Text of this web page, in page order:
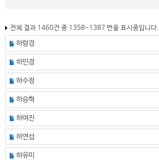
전체 결과 1460건 중 1358-1387 번을 표시중입니다.
하랑경
하민경
하수정
하승혁
하여진
하연섭
하유미